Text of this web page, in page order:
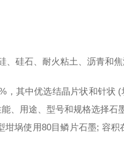
石、耐火粘土、沥青和焦
，其中优选结晶片状和针状
、用途、型号和规格选择
埚使用80目鳞片石墨; 容